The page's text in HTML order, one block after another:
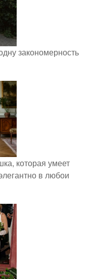
закономерность
которая умеет
в любои